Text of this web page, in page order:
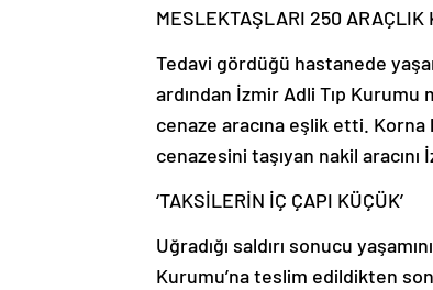
MESLEKTAŞLARI 250 ARAÇLIK
Tedavi gördüğü hastanede
ardından İzmir Adli Tıp
cenaze aracına eşlik etti.
cenazesini taşıyan nakil
‘TAKSİLERİN İÇ ÇAPI KÜÇÜK’
Uğradığı saldırı sonucu
Kurumu’na teslim edildikten